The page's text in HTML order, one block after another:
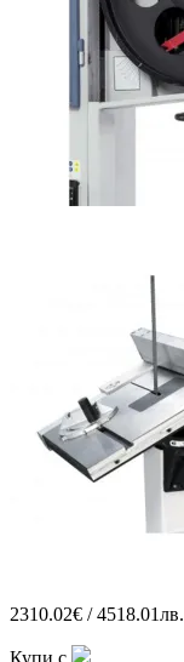
2310.02€ / 4518.01лв.
Купи с